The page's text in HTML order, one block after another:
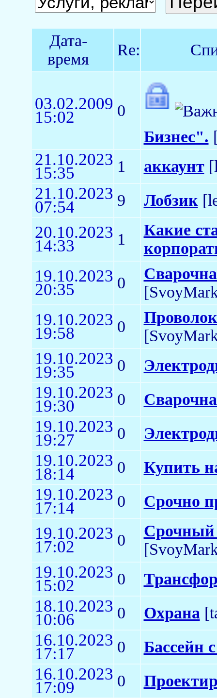
Дата-
время
Re:
03.02.2009
15:02
0
Бизнес".
21.10.2023
15:35 1 аккаунт
21.10.2023
07:54 9 Лобзик
20.10.2023
14:33 1
Какие
19.10.2023
20:35 0
19.10.2023
19:58 0
19.10.2023
19:35 0
19.10.2023
19:30 0
19.10.2023
19:27 0
19.10.2023
18:14 0 Купить
19.10.2023
17:14 0 Срочно
19.10.2023
17:02 0
Срочный
19.10.2023
15:02 0
18.10.2023
10:06 0 Охрана
16.10.2023
17:17 0 Бассейн
16.10.2023
17:09 0